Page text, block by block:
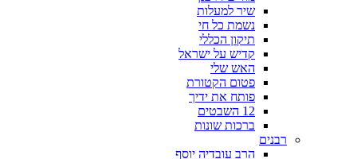
שיר למעלות
נשמת כל חי
תיקון הכללי
קדיש על ישראל
האש שלי
פטום הקטורת
פותח את ידיך
12 השבטים
ברכות שונות
רבנים
הרב עובדיה יוסף